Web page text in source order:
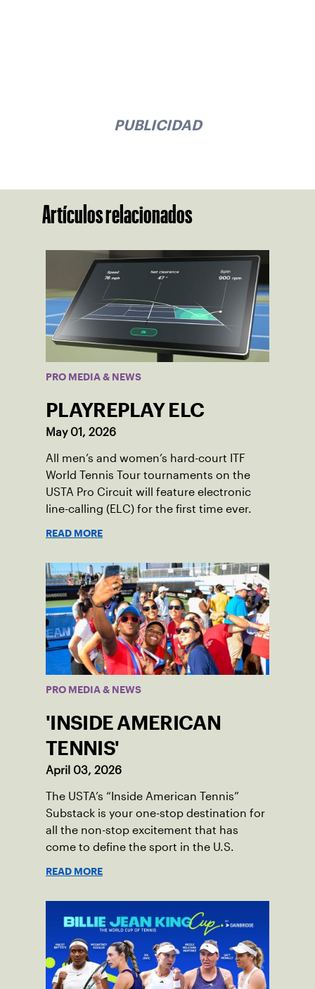
PUBLICIDAD
Artículos relacionados
PRO MEDIA & NEWS
PLAYREPLAY ELC
May 01, 2026
All men’s and women’s hard-court ITF
World Tennis Tour tournaments on the
USTA Pro Circuit will feature electronic
line-calling (ELC) for the first time ever.
READ MORE
PRO MEDIA & NEWS
'INSIDE AMERICAN
TENNIS'
April 03, 2026
The USTA’s “Inside American Tennis”
Substack is your one-stop destination for
all the non-stop excitement that has
come to define the sport in the U.S.
READ MORE